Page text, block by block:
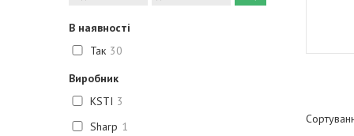
В наявності
Так 30
Виробник
KSTI 3
Sharp 1